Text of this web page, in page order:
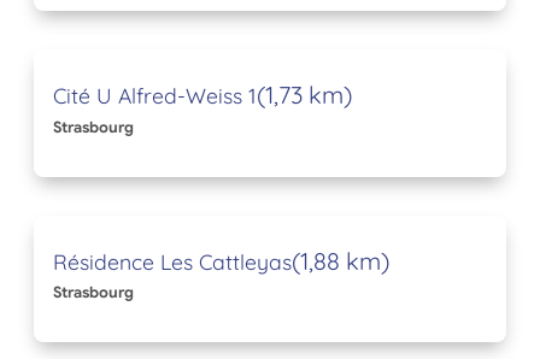
Cité U Alfred-Weiss 1(1,73 km)
Strasbourg
Résidence Les Cattleyas(1,88 km)
Strasbourg